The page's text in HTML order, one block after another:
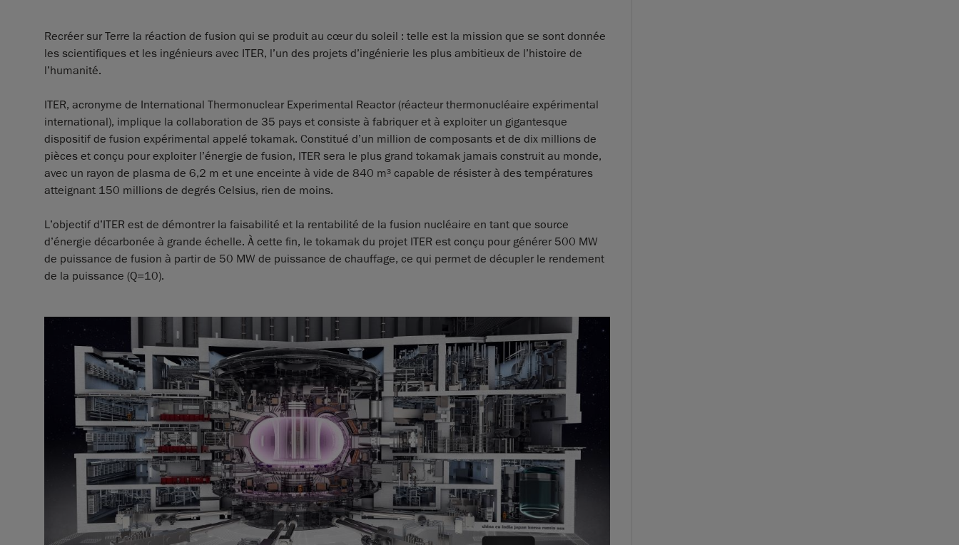
Recréer sur Terre la réaction de fusion qui se produit au cœur du soleil : telle est la mission que se sont donnée
les scientifiques et les ingénieurs avec ITER, l’un des projets d’ingénierie les plus ambitieux de l’histoire de
l’humanité.
ITER, acronyme de International Thermonuclear Experimental Reactor (réacteur thermonucléaire expérimental
international), implique la collaboration de 35 pays et consiste à fabriquer et à exploiter un gigantesque
dispositif de fusion expérimental appelé tokamak. Constitué d’un million de composants et de dix millions de
pièces et conçu pour exploiter l’énergie de fusion, ITER sera le plus grand tokamak jamais construit au monde,
avec un rayon de plasma de 6,2 m et une enceinte à vide de 840 m³ capable de résister à des températures
atteignant 150 millions de degrés Celsius, rien de moins.
L’objectif d’ITER est de démontrer la faisabilité et la rentabilité de la fusion nucléaire en tant que source
d’énergie décarbonée à grande échelle. À cette fin, le tokamak du projet ITER est conçu pour générer 500 MW
de puissance de fusion à partir de 50 MW de puissance de chauffage, ce qui permet de décupler le rendement
de la puissance (Q=10).